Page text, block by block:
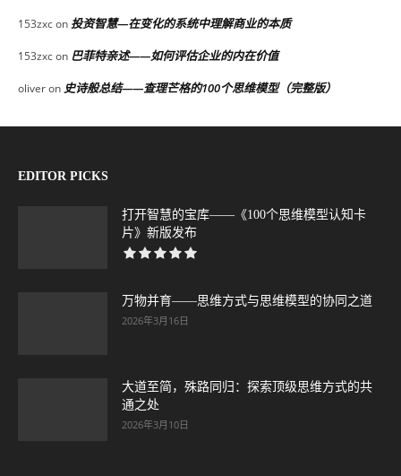
153zxcon投资智慧—在变化的系统中理解商业的本质
153zxcon 巴菲特亲述——如何评估企业的内在价值
oliveron史诗般总结——查理芒格的100个思维模型（完整版）
EDITOR PICKS
打开智慧的宝库——《100个思维模型认知卡
片》新版发布
万物并育——思维方式与思维模型的协同之道
2026年3月16日
大道至简，殊路同归：探索顶级思维方式的共
通之处
2026年3月10日